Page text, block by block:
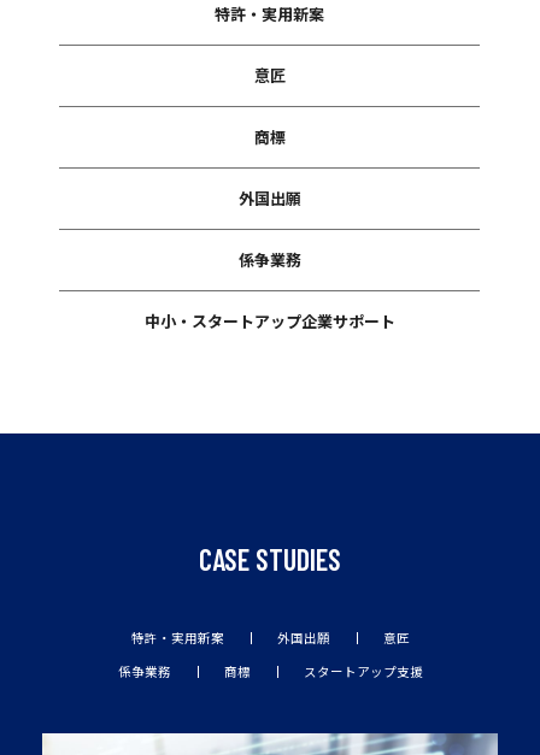
特許・実用新案
意匠
商標
外国出願
係争業務
中小・スタートアップ企業サポート
CASE STUDIES
特許・実用新案 外国出願
意匠
係争業務
商標 スタートアップ支援